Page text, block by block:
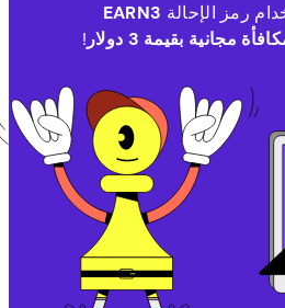
رمز الإحالةEARN3
مجانية بقيمة 3 دولار !